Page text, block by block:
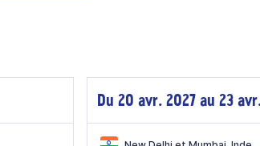
Du 20 avr. 2027 au 23